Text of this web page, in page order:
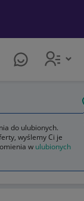
do ulubionych.
wyślemy Ci je
w ulubionych